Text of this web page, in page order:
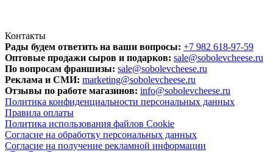
Контакты
Рады будем ответить на ваши вопросы: +7 982 618-97-59
Оптовые продажи сыров и подарков: sale@sobolevcheese.ru
По вопросам франшизы: sale@sobolevcheese.ru
Реклама и СМИ: marketing@sobolevcheese.ru
Отзывы по работе магазинов: info@sobolevcheese.ru
Политика конфиденциальности персональных данных
Правила оплаты
Политика использования файлов Cookie
Согласие на обработку персональных данных
Согласие на получение рекламной информации